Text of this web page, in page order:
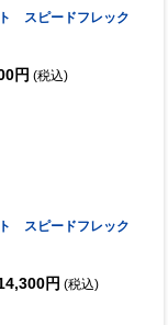
スピードフレック
円 (税込)
スピードフレック
円 (税込)